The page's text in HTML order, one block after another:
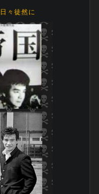
日々徒然に